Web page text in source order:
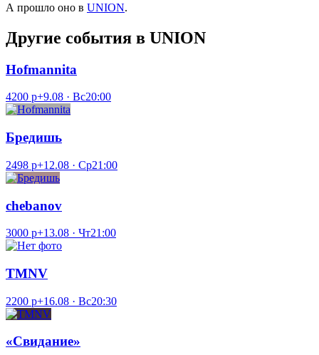
А прошло оно в UNION.
Другие события в UNION
Hofmannita
4200 р+9.08 · Вс20:00
Бредишь
2498 р+12.08 · Ср21:00
chebanov
3000 р+13.08 · Чт21:00
TMNV
2200 р+16.08 · Вс20:30
«Свидание»